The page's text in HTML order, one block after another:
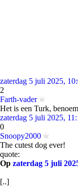
zaterdag 5 juli 2025,
2
Farth-vader
Het is een Turk,
zaterdag 5 juli 2025,
0
Snoopy2000
The cutest dog ever!
quote:
Op zaterdag 5 juli
[..]